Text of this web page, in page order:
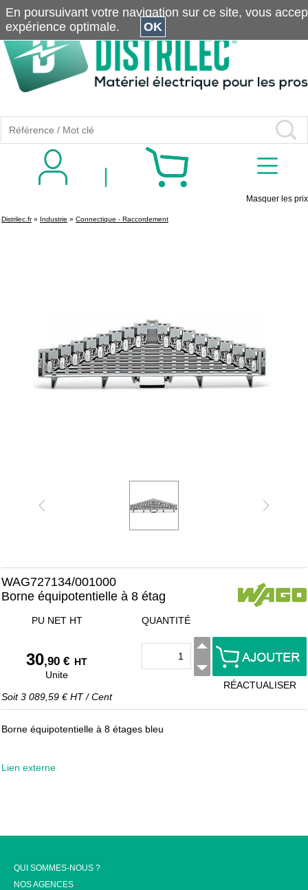
Masquer les prix
Distrilec.fr» Industrie » Connectique - Raccordement
WAG727134/001000
Borne équipotentielle à 8 étag
PU NET HT
30,90 € HT
Unite
Soit3 089,59 € HT/Cent
QUANTITÉ
RÉACTUALISER
Borne équipotentielle à 8 étages bleu
Lien externe
QUI SOMMES-NOUS ?
NOS AGENCES
En poursuivant votre navigation sur ce site, vous
expérience optimale.
OK